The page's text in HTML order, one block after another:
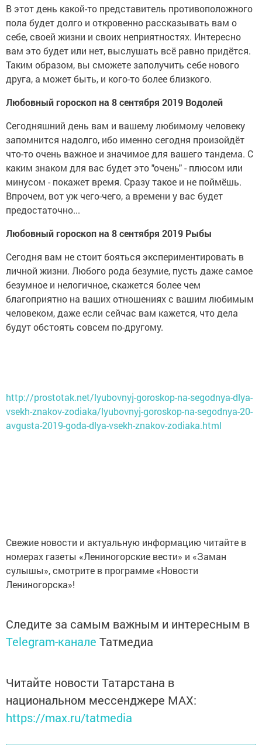
В этот день какой-то представитель противоположного
пола будет долго и откровенно рассказывать вам о
себе, своей жизни и своих неприятностях. Интересно
вам это будет или нет, выслушать всё равно придётся.
Таким образом, вы сможете заполучить себе нового
друга, а может быть, и кого-то более близкого.
Любовный гороскоп на 8 сентября 2019 Водолей
Сегодняшний день вам и вашему любимому человеку
запомнится надолго, ибо именно сегодня произойдёт
что-то очень важное и значимое для вашего тандема. С
каким знаком для вас будет это "очень" - плюсом или
минусом - покажет время. Сразу такое и не поймёшь.
Впрочем, вот уж чего-чего, а времени у вас будет
предостаточно...
Любовный гороскоп на 8 сентября 2019 Рыбы
Сегодня вам не стоит бояться экспериментировать в
личной жизни. Любого рода безумие, пусть даже самое
безумное и нелогичное, скажется более чем
благоприятно на ваших отношениях с вашим любимым
человеком, даже если сейчас вам кажется, что дела
будут обстоять совсем по-другому.
http://prostotak.net/lyubovnyj-goroskop-na-segodnya-dlya-
vsekh-znakov-zodiaka/lyubovnyj-goroskop-na-segodnya-20-
avgusta-2019-goda-dlya-vsekh-znakov-zodiaka.html
Свежие новости и актуальную информацию читайте в
номерах газеты «Лениногорские вести» и «Заман
сулышы», смотрите в программе «Новости
Лениногорска»!
Следите за самым важным и интересным в
Telegram-канале Татмедиа
Читайте новости Татарстана в
национальном мессенджере MАХ:
https://max.ru/tatmedia